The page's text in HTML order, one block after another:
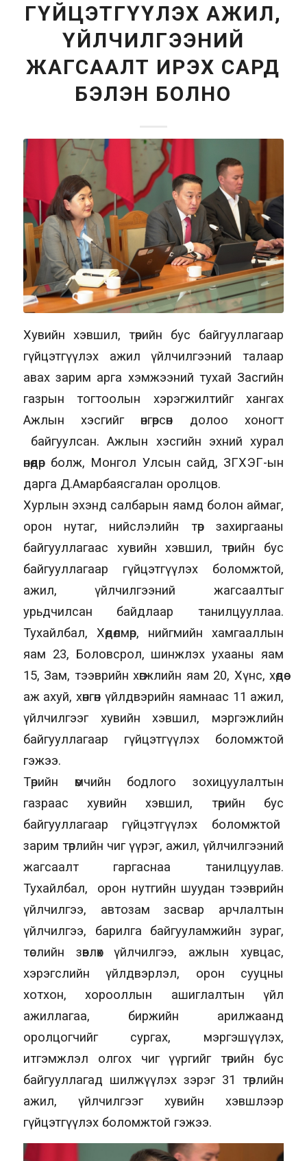
ГҮЙЦЭТГҮҮЛЭХ АЖИЛ,
ҮЙЛЧИЛГЭЭНИЙ
ЖАГСААЛТ ИРЭХ САРД
БЭЛЭН БОЛНО
Хувийн хэвшил, төрийн бус байгууллагаар
гүйцэтгүүлэх ажил үйлчилгээний талаар
авах зарим арга хэмжээний тухай Засгийн
газрын тогтоолын хэрэгжилтийг хангах
Ажлын хэсгийг өнгөрсөн долоо хоногт
байгуулсан. Ажлын хэсгийн эхний хурал
өнөөдөр болж, Монгол Улсын сайд, ЗГХЭГ-ын
дарга Д.Амарбаясгалан оролцов.
Хурлын эхэнд салбарын яамд болон аймаг,
орон нутаг, нийслэлийн төр захиргааны
байгууллагаас хувийн хэвшил, төрийн бус
байгууллагаар гүйцэтгүүлэх боломжтой,
ажил, үйлчилгээний жагсаалтыг
урьдчилсан байдлаар танилцууллаа.
Тухайлбал, Хөдөлмөр, нийгмийн хамгааллын
яам 23, Боловсрол, шинжлэх ухааны яам
15, Зам, тээврийн хөгжлийн яам 20, Хүнс, хөдөө
аж ахуй, хөнгөн үйлдвэрийн яамнаас 11 ажил,
үйлчилгээг хувийн хэвшил, мэргэжлийн
байгууллагаар гүйцэтгүүлэх боломжтой
гэжээ.
Төрийн өмчийн бодлого зохицуулалтын
газраас хувийн хэвшил, төрийн бус
байгууллагаар гүйцэтгүүлэх боломжтой
зарим төрлийн чиг үүрэг, ажил, үйлчилгээний
жагсаалт гаргаснаа танилцуулав.
Тухайлбал, орон нутгийн шуудан тээврийн
үйлчилгээ, автозам засвар арчлалтын
үйлчилгээ, барилга байгууламжийн зураг,
төслийн зөвлөх үйлчилгээ, ажлын хувцас,
хэрэгслийн үйлдвэрлэл, орон сууцны
хотхон, хорооллын ашиглалтын үйл
ажиллагаа, биржийн арилжаанд
оролцогчийг сургах, мэргэшүүлэх,
итгэмжлэл олгох чиг үүргийг төрийн бус
байгууллагад шилжүүлэх зэрэг 31 төрлийн
ажил, үйлчилгээг хувийн хэвшлээр
гүйцэтгүүлэх боломжтой гэжээ.